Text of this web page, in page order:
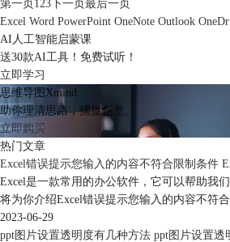
第一页123下一页最后一页
Excel Word PowerPoint OneNote Outlook
AI人工智能启蒙课
送30款AI工具！免费试听！
立即学习
思维导图Xmind
助你理清思路，捕捉创意。
立即购买
热门文章
Excel错误提示您输入的内容不符合限制条件
Excel是一款常用的办公软件，它可以帮助我
将为你介绍Excel错误提示您输入的内容不符
2023-06-29
ppt图片设置透明度有几种方法 ppt图片设置透